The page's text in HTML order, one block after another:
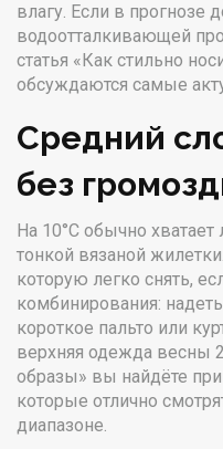
влагу. Если в прогнозе
водоотталкивающей
статья «Как стильно
обсуждаются самые
Средний
без
На 10°C обычно
тонкой вязаной
которую легко снять,
комбинирования:
короткое пальто или
верхняя одежда весны
образы» вы найдёте
которые отлично
диапазоне.